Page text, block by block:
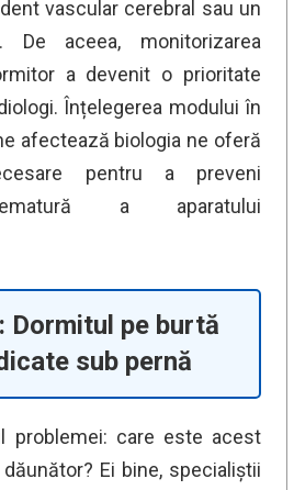
vascular cerebral sau un
De aceea, monitorizarea
a devenit o prioritate
Înțelegerea modului în
afectează biologia ne oferă
pentru a preveni
a aparatului
Dormitul pe burtă
sub pernă
problemei: care este acest
Ei bine, specialiștii